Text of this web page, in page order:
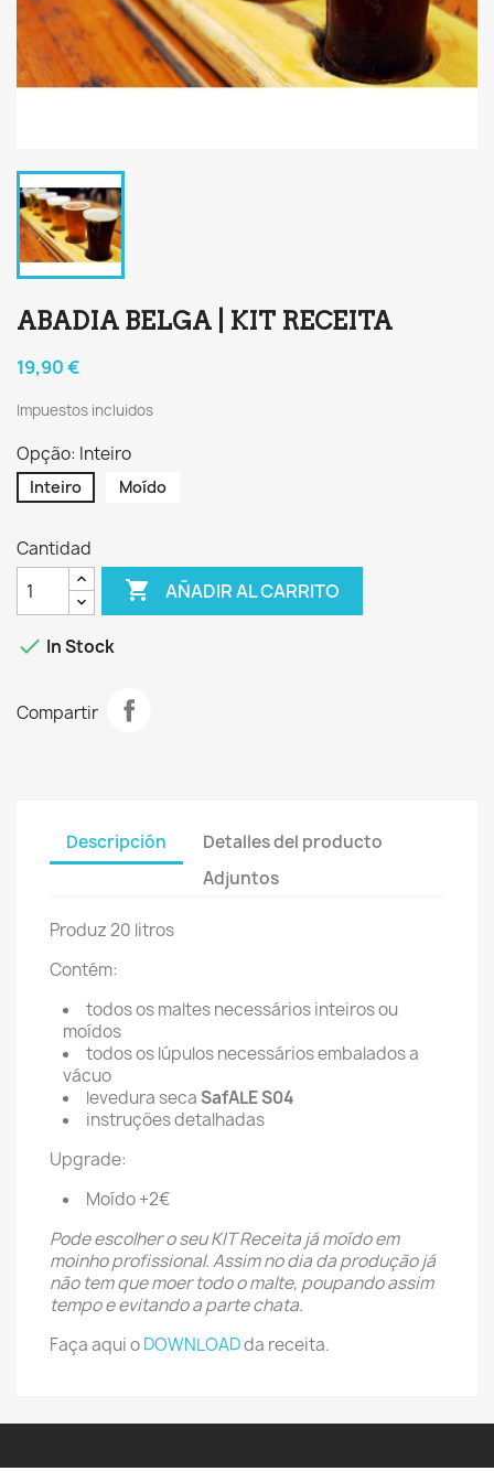
ABADIA BELGA | KIT RECEITA
19,90 €
Impuestos incluidos
Opção: Inteiro
Inteiro Moído
Cantidad
 AÑADIR AL CARRITO
 In Stock
Compartir
Descripción
Detalles del producto
Adjuntos
Produz 20 litros
Contém:
todos os maltes necessários inteiros ou
moídos
todos os lúpulos necessários embalados a
vácuo
levedura secaSafALE S04
instruções detalhadas
Upgrade:
Moído +2€
Pode escolher o seu KIT Receita já moído em
moinho profissional. Assim no dia da produção já
não tem que moer todo o malte, poupando assim
tempo e evitando a parte chata.
Faça aqui oDOWNLOADda receita.